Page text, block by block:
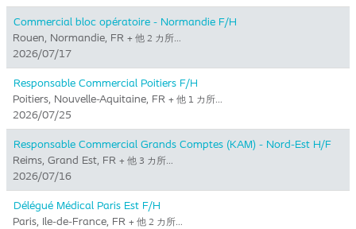
Commercial bloc opératoire - Normandie F/H
Rouen, Normandie, FR + 他 2 カ所…
2026/07/17
Responsable Commercial Poitiers F/H
Poitiers, Nouvelle-Aquitaine, FR + 他 1 カ所…
2026/07/25
Responsable Commercial Grands Comptes (KAM) - Nord-Est H/F
Reims, Grand Est, FR + 他 3 カ所…
2026/07/16
Délégué Médical Paris Est F/H
Paris, Ile-de-France, FR + 他 2 カ所…